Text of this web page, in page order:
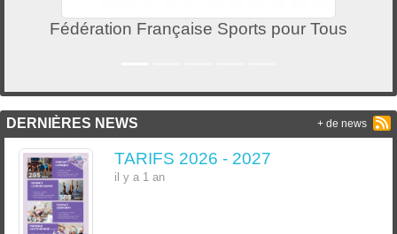
Fédération Française Sports pour Tous
DERNIÈRES NEWS
TARIFS 2026 - 2027
il y a 1 an
+ de news